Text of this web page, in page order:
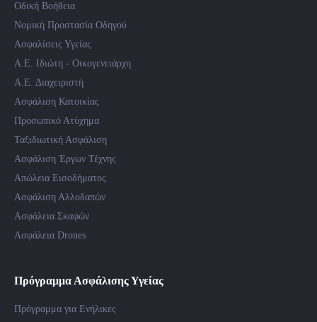
Οδική Βοήθεια
Νομική Προστασία Οδηγού
Ασφαλίσεις Υγείας
Α.Ε. Ιδιώτη - Οικογενειάρχη
Α.Ε. Διαχειριστή
Ασφάλιση Κατοικίας
Προσωπικό Ατύχημα
Ταξιδιωτική Ασφάλιση
Ασφάλιση Έργων Τέχνης
Απώλεια Εισοδήματος
Ασφάλιση Αλλοδαπών
Ασφάλεια Σκαφών
Ασφάλεια Drones
Πρόγραμμα Ασφάλισης Υγείας
Πρόγραμμα για Ενήλικες